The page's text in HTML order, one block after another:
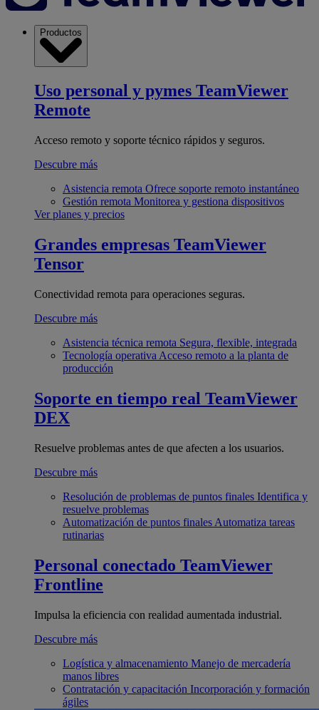
Productos
Uso personal y pymes TeamViewer
Remote
Acceso remoto y soporte técnico rápidos y seguros.
Descubre más
Asistencia remota Ofrece soporte remoto instantáneo
Gestión remota Monitorea y gestiona dispositivos
Ver planes y precios
Grandes empresas TeamViewer
Tensor
Conectividad remota para operaciones seguras.
Descubre más
Asistencia técnica remota Segura, flexible, integrada
Tecnología operativa Acceso remoto a la planta de
producción
Soporte en tiempo real TeamViewer
DEX
Resuelve problemas antes de que afecten a los usuarios.
Descubre más
Resolución de problemas de puntos finales Identifica y
resuelve problemas
Automatización de puntos finales Automatiza tareas
rutinarias
Personal conectado TeamViewer
Frontline
Impulsa la eficiencia con realidad aumentada industrial.
Descubre más
Logística y almacenamiento Manejo de mercadería
manos libres
Contratación y capacitación Incorporación y formación
ágiles